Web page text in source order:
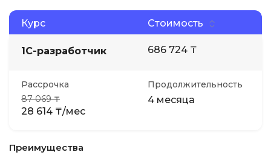
Курс Стоимость
1C-разработчик 686 724 ₸
Рассрочка
87 069 ₸
28 614 ₸/мес
Продолжительность
4 месяца
Преимущества